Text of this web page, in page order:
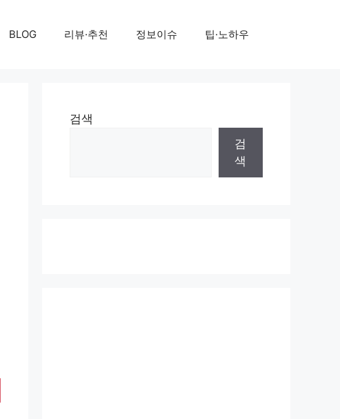
BLOG 리뷰·추천 정보이슈 팁·노하우
검색
검
색